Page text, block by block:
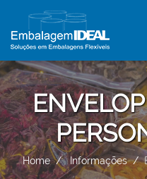
Home Informações